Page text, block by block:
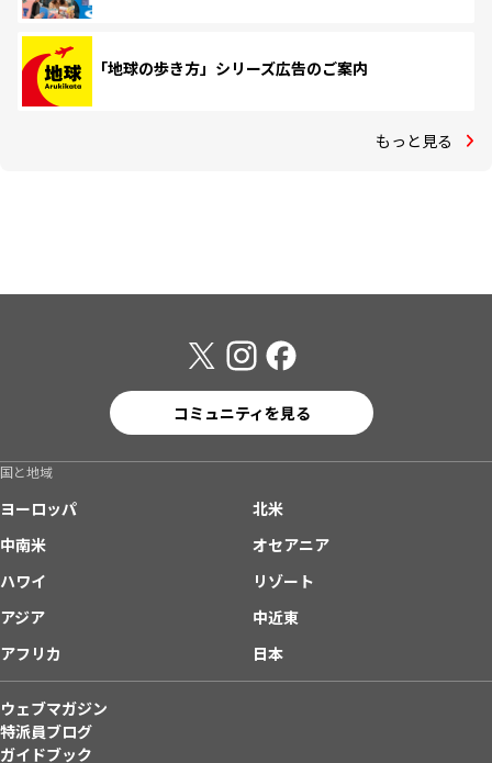
「地球の歩き方」シリーズ広告のご案内
もっと見る
コミュニティを見る
国と地域
ヨーロッパ
北米
中南米
オセアニア
ハワイ
リゾート
アジア
中近東
アフリカ
日本
ウェブマガジン
特派員ブログ
ガイドブック